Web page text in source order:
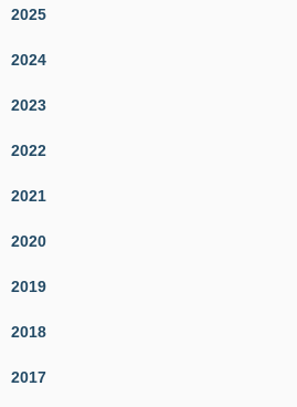
2025
2024
2023
2022
2021
2020
2019
2018
2017